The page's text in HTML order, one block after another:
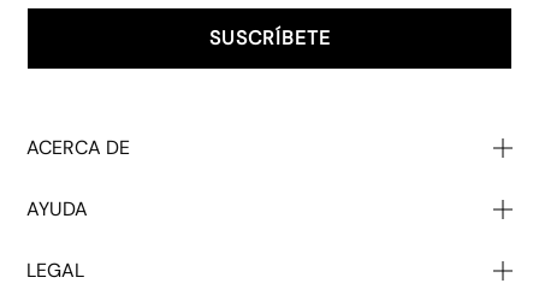
SUSCRÍBETE
ACERCA DE
Venta Al Por Mayor
AYUDA
LEGAL